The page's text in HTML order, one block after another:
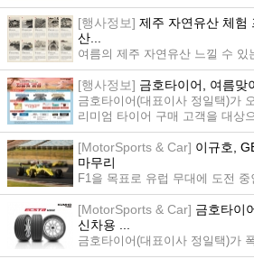
야역...
[행사정보] 제주 자연유산 체험
산...
여름의 제주 자연유산 느낄 수 있
(청장 허민)에서 제주의 아름다
있...
[행사정보] 금호타이어, 여름맞
금호타이어(대표이사 정일택)가
리미엄 타이어 구매 고객을 대상
하...
[MotorSports & Car] 이규호,
마무리
F1을 목표로 유럽 무대에 도전
(엘리트 모터스포츠)가 7월 4일
로...
[MotorSports & Car] 금호타이
신차용 ...
금호타이어(대표이사 정일택)가
‘스칼라(Scala)’에 신차용 타이